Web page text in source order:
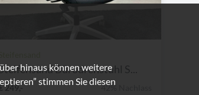
Bürodrehstuhl S...
249,- 42% Nachlass
hinaus können weitere
stimmen Sie diesen